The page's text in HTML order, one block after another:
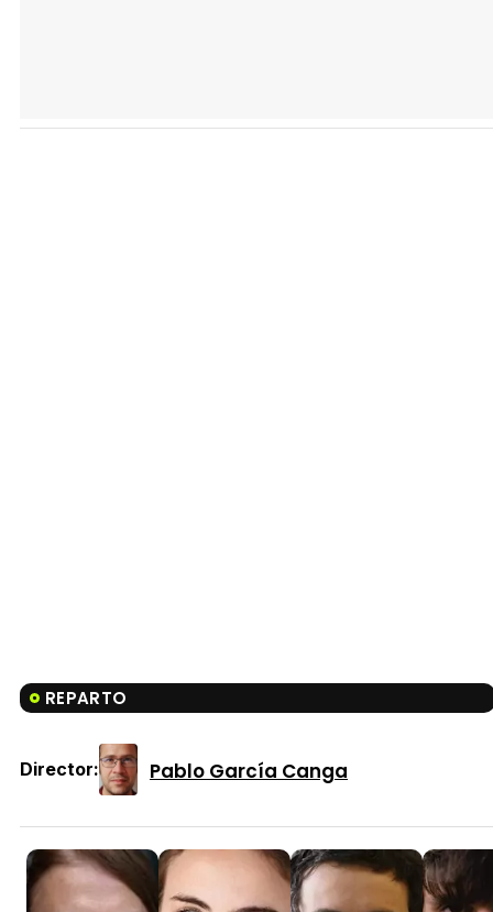
REPARTO
Director: Pablo García Canga